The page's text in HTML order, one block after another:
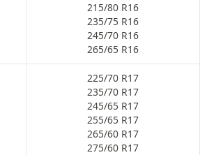
215/80 R16
235/75 R16
245/70 R16
265/65 R16
225/70 R17
235/70 R17
245/65 R17
255/65 R17
265/60 R17
275/60 R17